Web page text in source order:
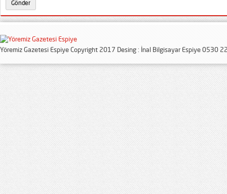
Yöremiz Gazetesi Espiye Copyright 2017 Desing : İnal Bilgisayar Espiye 0530